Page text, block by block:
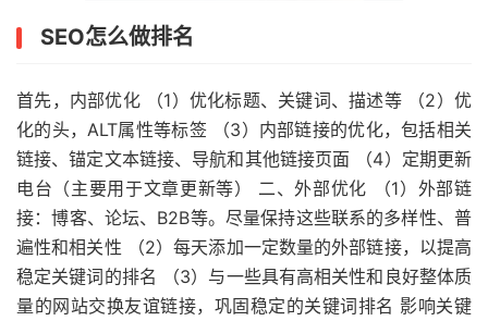
SEO怎么做排名
首先，内部优化 （1）优化标题、关键词、描述等 （2）优
化的头，ALT属性等标签 （3）内部链接的优化，包括相关
链接、锚定文本链接、导航和其他链接页面 （4）定期更新
电台（主要用于文章更新等） 二、外部优化 （1）外部链
接：博客、论坛、B2B等。尽量保持这些联系的多样性、普
遍性和相关性 （2）每天添加一定数量的外部链接，以提高
稳定关键词的排名 （3）与一些具有高相关性和良好整体质
量的网站交换友谊链接，巩固稳定的关键词排名 影响关键